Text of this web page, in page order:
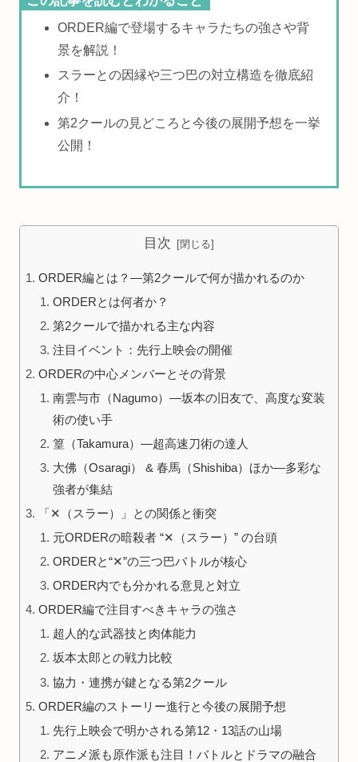
ORDER編で登場するキャラたちの強さや背
景を解説！
スラーとの因縁や三つ巴の対立構造を徹底紹
介！
第2クールの見どころと今後の展開予想を一挙
公開！
目次
ORDER編とは？—第2クールで何が描かれるのか
ORDERとは何者か？
第2クールで描かれる主な内容
注目イベント：先行上映会の開催
ORDERの中心メンバーとその背景
南雲与市（Nagumo）—坂本の旧友で、高度な変装
術の使い手
篁（Takamura）—超高速刀術の達人
大佛（Osaragi） & 春馬（Shishiba）ほか—多彩な
強者が集結
「✕（スラー）」との関係と衝突
元ORDERの暗殺者 “✕（スラー）” の台頭
ORDERと“✕”の三つ巴バトルが核心
ORDER内でも分かれる意見と対立
ORDER編で注目すべきキャラの強さ
超人的な武器技と肉体能力
坂本太郎との戦力比較
協力・連携が鍵となる第2クール
ORDER編のストーリー進行と今後の展開予想
先行上映会で明かされる第12・13話の山場
アニメ派も原作派も注目！バトルとドラマの融合